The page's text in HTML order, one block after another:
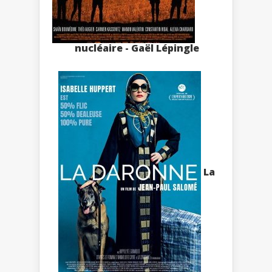
nucléaire - Gaël Lépingle
La